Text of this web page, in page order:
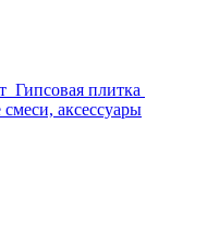
Гипсовая плитка
аксессуары